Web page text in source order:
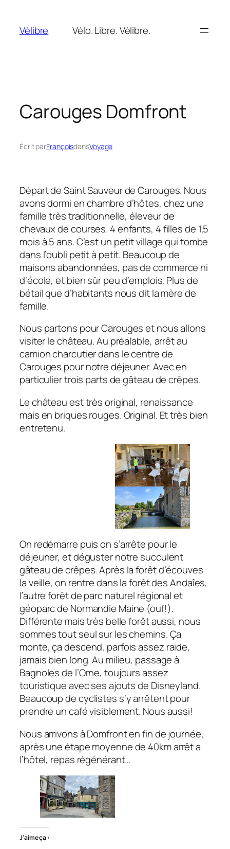
contenu
Vélibre Vélo. Libre. Vélibre.
Carouges Domfront
Écrit parFrançoisdansVoyage
Départ de Saint Sauveur de Carouges. Nous
avons dormi en chambre d’hôtes, chez une
famille très traditionnelle, éleveur de
chevaux de courses. 4 enfants, 4 filles de 1.5
mois à 5 ans. C’est un petit village qui tombe
dans l’oubli petit à petit. Beaucoup de
maisons abandonnées, pas de commerce ni
d’école, et bien sûr peu d’emplois. Plus de
bétail que d’habitants nous dit la mère de
famille.
Nous partons pour Carouges et nous allons
visiter le château. Au préalable, arrêt au
camion charcutier dans le centre de
Carouges pour notre déjeuner. Avec en
particulier trois parts de gâteau de crêpes.
Le château est très original, renaissance
mais en briques rouges. Original. Et très bien
entretenu.
On redémarre puis on s’arrête pour le
déjeuner, et déguster notre succulent
gâteau de crêpes. Après la forêt d’écouves
la veille, on rentre dans la forêt des Andaîes,
l’autre forêt de parc naturel régional et
géoparc de Normandie Maine (ouf!).
Différente mais très belle forêt aussi, nous
sommes tout seul sur les chemins. Ça
monte, ça descend, parfois assez raide,
jamais bien long. Au milieu, passage à
Bagnoles de l’Orne, toujours assez
touristique avec ses ajouts de Disneyland.
Beaucoup de cyclistes s’y arrêtent pour
prendre un café visiblement. Nous aussi!
Nous arrivons à Domfront en fin de journée,
après une étape moyenne de 40km arrêt a
l’hôtel, repas régénérant…
J’aime ça :